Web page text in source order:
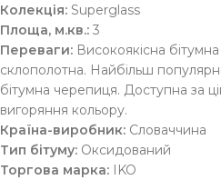
Колекція: Superglass
Площа, м.кв.: 3
Переваги: ​​ Високоякісна
склополотна. Найбільш
бітумна черепиця. Доступна за
вигоряння кольору.
Країна-виробник: Словаччина
Тип бітуму: Оксидований
Торгова марка: IKO